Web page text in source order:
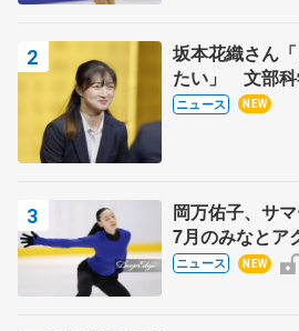
坂本花織さん
たい」 文部科
代表謝辞
ニュース NEW
岡万佑子、サ
7月のみなとア
で
ニュース NEW